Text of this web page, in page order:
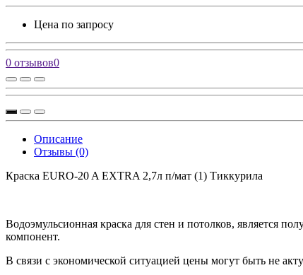
Цена по запросу
0 отзывов0
Описание
Отзывы (0)
Краска EURO-20 A EXTRA 2,7л п/мат (1) Тиккурила
Водоэмульсионная краска для стен и потолков, является
компонент.
В связи с экономической ситуацией цены могут быть не